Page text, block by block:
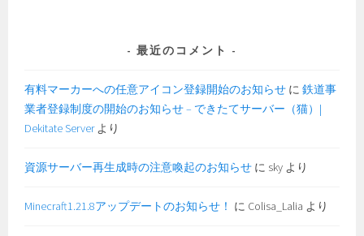
最近のコメント
有料マーカーへの任意アイコン登録開始のお知らせ に鉄道事
業者登録制度の開始のお知らせ – できたてサーバー（猫）|
Dekitate Serverより
資源サーバー再生成時の注意喚起のお知らせ に sky より
Minecraft1.21.8アップデートのお知らせ！ に Colisa_Lalia より